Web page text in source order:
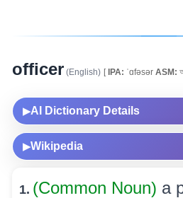
officer (English) [IPA: ˈɑfəsər ASM:
▶AI Dictionary Details
▶Wikipedia
1. (Common Noun) a